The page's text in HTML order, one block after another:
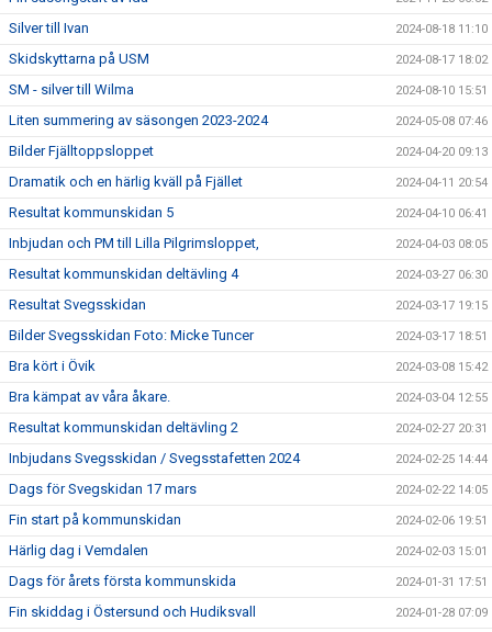
Silver till Ivan 2024-08-18 11:10
Skidskyttarna på USM 2024-08-17 18:02
SM - silver till Wilma 2024-08-10 15:51
Liten summering av säsongen 2023-2024 2024-05-08 07:46
Bilder Fjälltoppsloppet 2024-04-20 09:13
Dramatik och en härlig kväll på Fjället 2024-04-11 20:54
Resultat kommunskidan 5 2024-04-10 06:41
Inbjudan och PM till Lilla Pilgrimsloppet, 2024-04-03 08:05
Resultat kommunskidan deltävling 4 2024-03-27 06:30
Resultat Svegsskidan 2024-03-17 19:15
Bilder Svegsskidan Foto: Micke Tuncer 2024-03-17 18:51
Bra kört i Övik 2024-03-08 15:42
Bra kämpat av våra åkare. 2024-03-04 12:55
Resultat kommunskidan deltävling 2 2024-02-27 20:31
Inbjudans Svegsskidan / Svegsstafetten 2024 2024-02-25 14:44
Dags för Svegskidan 17 mars 2024-02-22 14:05
Fin start på kommunskidan 2024-02-06 19:51
Härlig dag i Vemdalen 2024-02-03 15:01
Dags för årets första kommunskida 2024-01-31 17:51
Fin skiddag i Östersund och Hudiksvall 2024-01-28 07:09